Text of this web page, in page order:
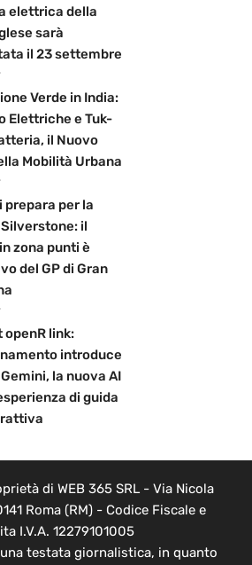
elettrica della
sarà
il 23 settembre
Verde in India:
Elettriche e Tuk-
il Nuovo
Mobilità Urbana
prepara per la
il
zona punti è
del GP di Gran
openR link:
introduce
la nuova AI
di guida
di WEB 365 SRL - Via Nicola
Roma (RM) - Codice Fiscale e
I.V.A. 12279101005
testata giornalistica, in quanto